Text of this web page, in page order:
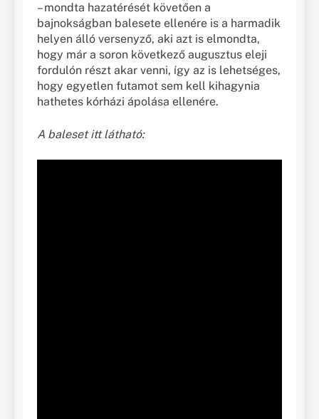
– mondta hazatérését követően a
bajnokságban balesete ellenére is a harmadik
helyen álló versenyző, aki azt is elmondta,
hogy már a soron következő augusztus eleji
fordulón részt akar venni, így az is lehetséges,
hogy egyetlen futamot sem kell kihagynia
hathetes kórházi ápolása ellenére.
A baleset itt látható: